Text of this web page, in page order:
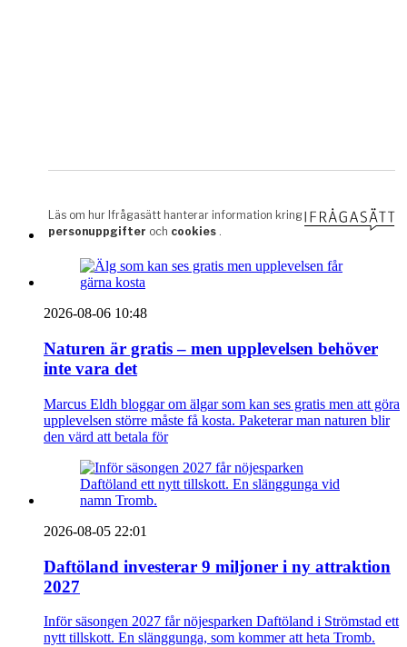
2026-08-06 10:48
Naturen är gratis – men upplevelsen behöver
inte vara det
Marcus Eldh bloggar om älgar som kan ses gratis men att göra
upplevelsen större måste få kosta. Paketerar man naturen blir
den värd att betala för
2026-08-05 22:01
Daftöland investerar 9 miljoner i ny attraktion
2027
Inför säsongen 2027 får nöjesparken Daftöland i Strömstad ett
nytt tillskott. En slänggunga, som kommer att heta Tromb.